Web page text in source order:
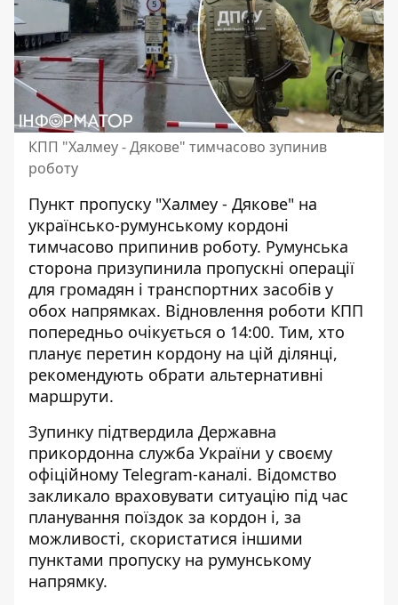
КПП "Халмеу - Дякове" тимчасово зупинив
роботу
Пункт пропуску "Халмеу - Дякове" на
українсько-румунському кордоні
тимчасово припинив роботу. Румунська
сторона призупинила пропускні операції
для громадян і транспортних засобів у
обох напрямках. Відновлення роботи КПП
попередньо очікується о 14:00. Тим, хто
планує перетин кордону на цій ділянці,
рекомендують обрати альтернативні
маршрути.
Зупинку підтвердила Державна
прикордонна служба України у своєму
офіційному Telegram-каналі. Відомство
закликало враховувати ситуацію під час
планування поїздок за кордон і, за
можливості, скористатися іншими
пунктами пропуску на румунському
напрямку.